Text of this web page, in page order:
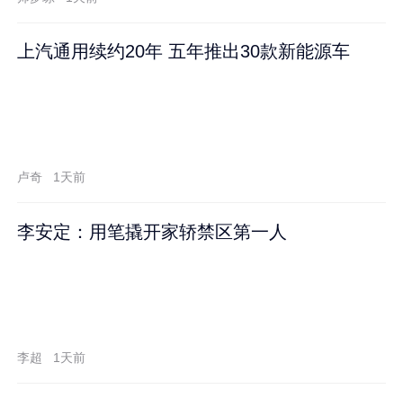
上汽通用续约20年 五年推出30款新能源车
卢奇 1天前
李安定：用笔撬开家轿禁区第一人
李超 1天前